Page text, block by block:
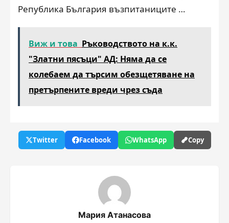
Република България възпитаниците …
Виж и това Ръководството на к.к.
"Златни пясъци" АД: Няма да се
колебаем да търсим обезщетяване на
претърпените вреди чрез съда
Twitter Facebook WhatsApp Copy
Мария Атанасова